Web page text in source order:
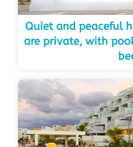
Quiet and peaceful
are private, with